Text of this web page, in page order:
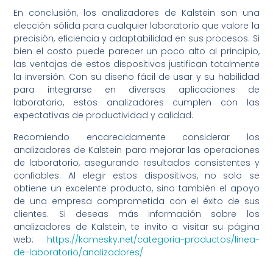
En conclusión, los analizadores de Kalstein son una
elección sólida para cualquier laboratorio que valore la
precisión, eficiencia y adaptabilidad en sus procesos. Si
bien el costo puede parecer un poco alto al principio,
las ventajas de estos dispositivos justifican totalmente
la inversión. Con su diseño fácil de usar y su habilidad
para integrarse en diversas aplicaciones de
laboratorio, estos analizadores cumplen con las
expectativas de productividad y calidad.
Recomiendo encarecidamente considerar los
analizadores de Kalstein para mejorar las operaciones
de laboratorio, asegurando resultados consistentes y
confiables. Al elegir estos dispositivos, no solo se
obtiene un excelente producto, sino también el apoyo
de una empresa comprometida con el éxito de sus
clientes. Si deseas más información sobre los
analizadores de Kalstein, te invito a visitar su página
web: https://kamesky.net/categoria-productos/linea-
de-laboratorio/analizadores/